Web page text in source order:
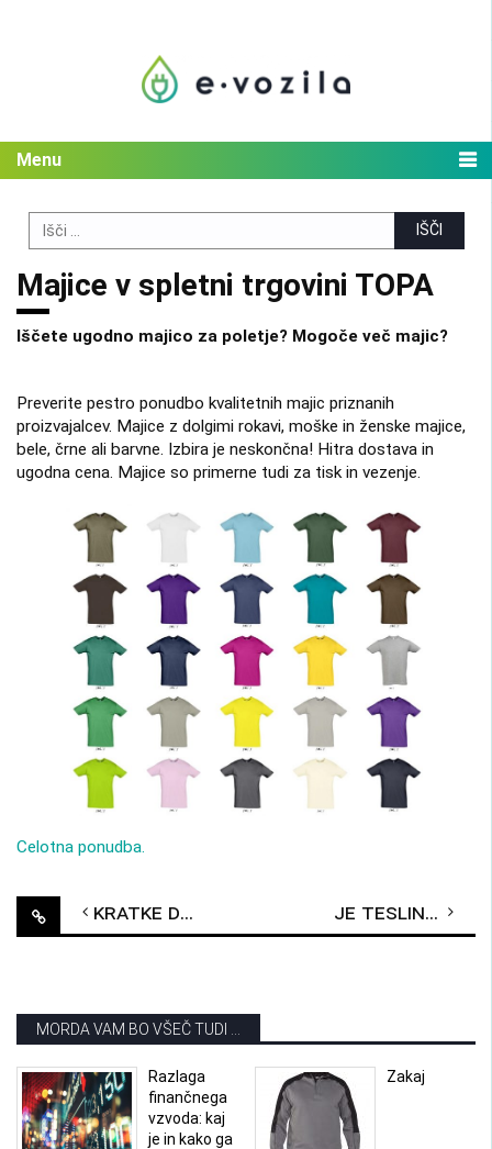
Menu
Search
for:
Majice v spletni trgovini TOPA
Iščete ugodno majico za poletje? Mogoče več majic?
Preverite pestro ponudbo kvalitetnih majic priznanih
proizvajalcev. Majice z dolgimi rokavi, moške in ženske majice,
bele, črne ali barvne. Izbira je neskončna! Hitra dostava in
ugodna cena. Majice so primerne tudi za tisk in vezenje.
Celotna ponudba.
Post
navigation
Kratke delovne hlače Je Tesline prevlade res konec?
MORDA VAM BO VŠEČ TUDI ...
Razlaga
finančnega
vzvoda: kaj
je in kako ga
Zakaj